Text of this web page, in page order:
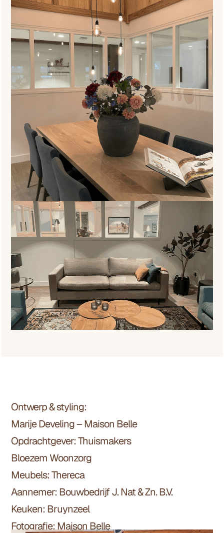
Projectinformatie
Ontwerp & styling:
Marije Develing – Maison Belle
Opdrachtgever:Thuismakers
Bloezem Woonzorg
Meubels:Thereca
Aannemer: Bouwbedrijf J. Nat & Zn. B.V.
Keuken: Bruynzeel
Fotografie: Maison Belle